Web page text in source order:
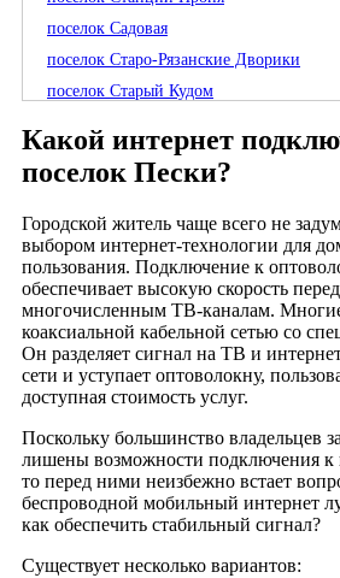
поселок Садовая
поселок Старо-Рязанские Дворики
поселок Старый Кудом
поселок Тонинского лесничества
поселок Станции Тысья
поселок Павловка
поселок Сельцо Гавриловское
поселок Крахмального завода
поселок Откормсовхоза
поселок Спиртзаводской
поселок Санатория Кирицы
деревня Агламазово
деревня Аргамаково
деревня Бессоновка
деревня Большие Лупяжи
деревня Большое Пирогово
деревня Велье-Родионовка
Какой интернет
поселок Пески?
Городской житель чаще всего не
выбором интернет-технологии для
пользования. Подключение к
обеспечивает высокую скорость
многочисленным ТВ-каналам.
коаксиальной кабельной сетью со
Он разделяет сигнал на ТВ и
сети и уступает оптоволокну,
доступная стоимость услуг.
Поскольку большинство владельцев
лишены возможности подключения к
то перед ними неизбежно встает
беспроводной мобильный интернет
как обеспечить стабильный сигнал?
Существует несколько вариантов: